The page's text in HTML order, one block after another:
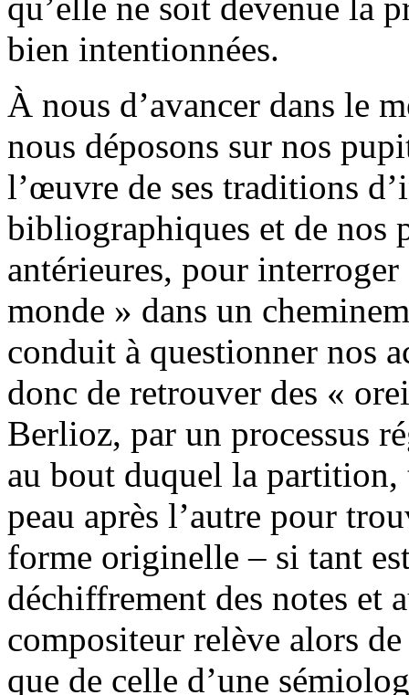
bien intentionnées.
À nous d’avancer dans le
nous déposons sur nos
l’œuvre de ses traditions
bibliographiques et de nos
antérieures, pour
monde » dans un
conduit à questionner nos
donc de retrouver des «
Berlioz, par un processus
au bout duquel la
peau après l’autre pour
forme originelle – si tant
déchiffrement des notes et
compositeur relève alors
que de celle d’une